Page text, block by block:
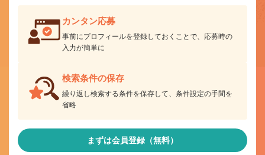
カンタン応募
事前にプロフィールを登録しておくことで、応募時の
入力が簡単に
検索条件の保存
繰り返し検索する条件を保存して、条件設定の手間を
省略
まずは会員登録（無料）